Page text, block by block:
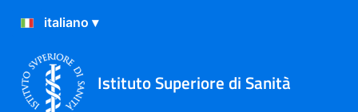
Istituto Superiore di Sanità